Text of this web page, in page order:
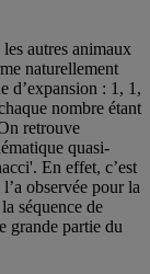
autres animaux
naturellement
d’expansion : 1, 1,
nombre étant
retrouve
quasi-
En effet, c’est
observée pour la
séquence de
grande partie du